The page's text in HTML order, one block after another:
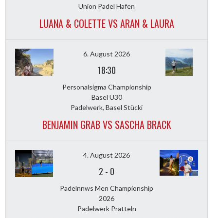
Union Padel Hafen
LUANA & COLETTE VS ARAN & LAURA
6. August 2026
18:30
Personalsigma Championship
Basel U30
Padelwerk, Basel Stücki
BENJAMIN GRAB VS SASCHA BRACK
4. August 2026
2 - 0
Padelnnws Men Championship
2026
Padelwerk Pratteln